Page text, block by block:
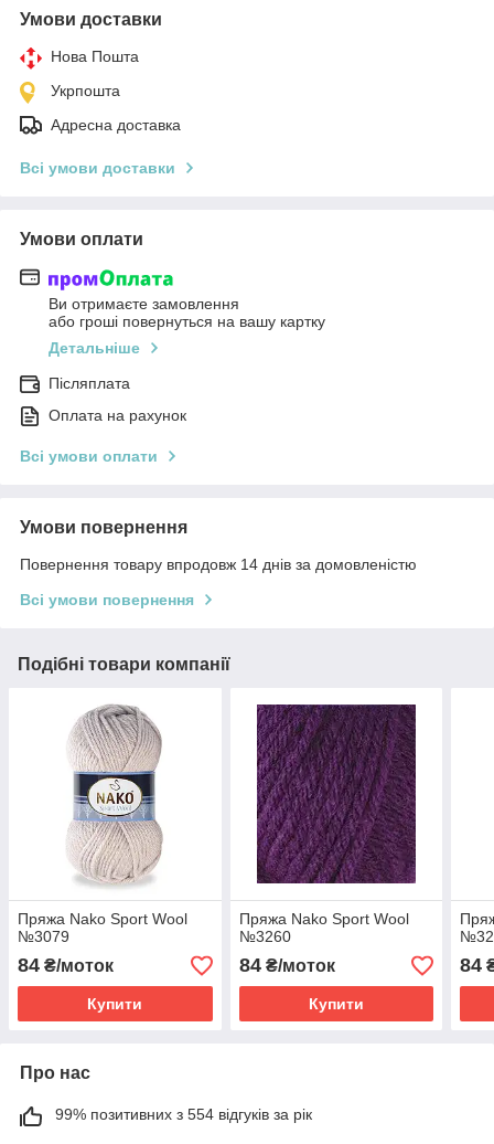
Умови доставки
Нова Пошта
Укрпошта
Адресна доставка
Всі умови доставки
Умови оплати
Ви отримаєте замовлення
або гроші повернуться на вашу картку
Детальніше
Післяплата
Оплата на рахунок
Всі умови оплати
Умови повернення
Повернення товару впродовж 14 днів за домовленістю
Всі умови повернення
Подібні товари компанії
Пряжа Nako Sport Wool
№3079
84 ₴/моток
Купити
Пряжа Nako Sport Wool
№3260
84₴/моток
Купити
84
Про нас
99% позитивних з 554 відгуків за рік